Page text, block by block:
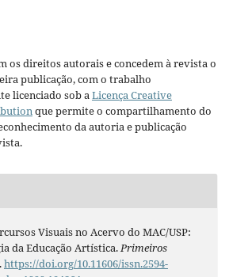
os direitos autorais e concedem à revista o
publicação, com o trabalho
licenciado sob aLicença Creative
que permite o compartilhamento do
da autoria e publicação
Visuais no Acervo do MAC/USP:
da Educação Artística.Primeiros
https://doi.org/10.11606/issn.2594-